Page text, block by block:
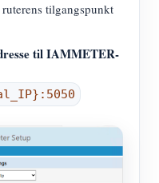
tilgangspunkt
til IAMMETER-